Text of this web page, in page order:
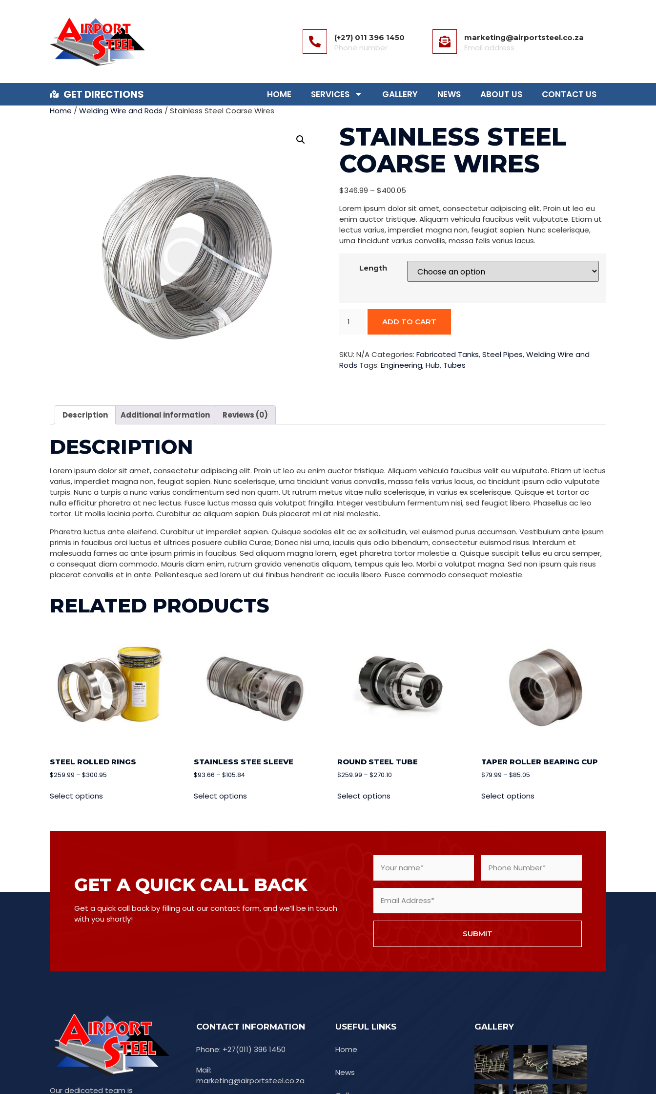
(+27) 011 396 1450
Phone number
marketing@airportsteel.co.za
Email address
GET DIRECTIONS HOME SERVICES GALLERY NEWS ABOUT US CONTACT US
Home / Welding Wire and Rods / Stainless Steel Coarse Wires
STAINLESS STEEL
COARSE WIRES
$346.99 – $400.05
Lorem ipsum dolor sit amet, consectetur adipiscing elit. Proin ut leo eu
enim auctor tristique. Aliquam vehicula faucibus velit vulputate. Etiam ut
lectus varius, imperdiet magna non, feugiat sapien. Nunc scelerisque,
urna tincidunt varius convallis, massa felis varius lacus.
Length
ADD TO CART
SKU: N/ACategories: Fabricated Tanks,Steel Pipes,Welding Wire and
Rods Tags: Engineering,Hub, Tubes
Description Additional information Reviews (0)
DESCRIPTION
Lorem ipsum dolor sit amet, consectetur adipiscing elit. Proin ut leo eu enim auctor tristique. Aliquam vehicula faucibus velit eu vulputate. Etiam ut lectus
varius, imperdiet magna non, feugiat sapien. Nunc scelerisque, urna tincidunt varius convallis, massa felis varius lacus, ac tincidunt ipsum odio vulputate
turpis. Nunc a turpis a nunc varius condimentum sed non quam. Ut rutrum metus vitae nulla scelerisque, in varius ex scelerisque. Quisque et tortor ac
nulla efficitur pharetra at nec lectus. Fusce luctus massa quis volutpat fringilla. Integer vestibulum fermentum nisi, sed feugiat libero. Phasellus ac leo
tortor. Ut mollis lacinia porta. Curabitur ac aliquam sapien. Duis placerat mi at nisl molestie.
Pharetra luctus ante eleifend. Curabitur ut imperdiet sapien. Quisque sodales elit ac ex sollicitudin, vel euismod purus accumsan. Vestibulum ante ipsum
primis in faucibus orci luctus et ultrices posuere cubilia Curae; Donec nisi urna, iaculis quis odio bibendum, consectetur euismod risus. Interdum et
malesuada fames ac ante ipsum primis in faucibus. Sed aliquam magna lorem, eget pharetra tortor molestie a. Quisque suscipit tellus eu arcu semper,
a consequat diam commodo. Mauris diam enim, rutrum gravida venenatis aliquam, tempus quis leo. Morbi a volutpat magna. Sed non ipsum quis risus
placerat convallis et in ante. Pellentesque sed lorem ut dui finibus hendrerit ac iaculis libero. Fusce commodo consequat molestie.
RELATED PRODUCTS
STEEL ROLLED RINGS
$259.99 – $300.95
Select options
STAINLESS STEE SLEEVE
$93.66 – $105.84
Select options
ROUND STEEL TUBE
$259.99 –$270.10
Select options
TAPER ROLLER BEARING CUP
$79.99 –$85.05
Select options
GET A QUICK CALL BACK
Get a quick call back by filling out our contact form, and we’ll be in touch
with you shortly!
SUBMIT
Our dedicated team is
CONTACT INFORMATION
Phone: +27(011) 396 1450
Mail:
marketing@airportsteel.co.za
USEFUL LINKS
Home
News
GALLERY